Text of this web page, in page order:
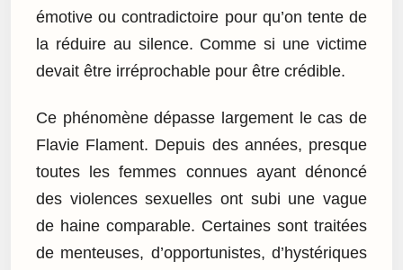
émotive ou contradictoire pour qu’on tente de
la réduire au silence. Comme si une victime
devait être irréprochable pour être crédible.
Ce phénomène dépasse largement le cas de
Flavie Flament. Depuis des années, presque
toutes les femmes connues ayant dénoncé
des violences sexuelles ont subi une vague
de haine comparable. Certaines sont traitées
de menteuses, d’opportunistes, d’hystériques